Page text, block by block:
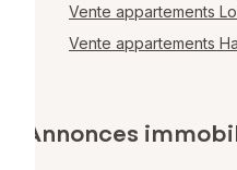
Vente appartements
Vente appartements
Annonces